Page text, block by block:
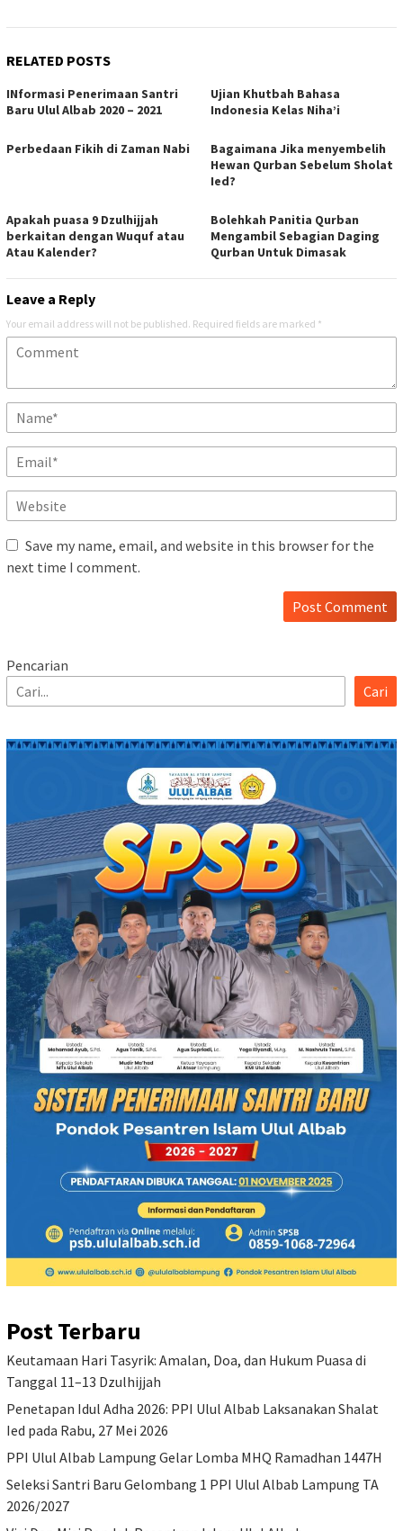
RELATED POSTS
INformasi Penerimaan Santri
Baru Ulul Albab 2020 – 2021
Ujian Khutbah Bahasa
Indonesia Kelas Niha’i
Perbedaan Fikih di Zaman Nabi
Bagaimana Jika menyembelih
Hewan Qurban Sebelum Sholat
Ied?
Apakah puasa 9 Dzulhijjah
berkaitan dengan Wuquf atau
Atau Kalender?
Bolehkah Panitia Qurban
Mengambil Sebagian Daging
Qurban Untuk Dimasak
Leave a Reply
Your email address will not be published. Required fields are marked *
Save my name, email, and website in this browser for the
next time I comment.
Pencarian
Cari
Post Terbaru
Keutamaan Hari Tasyrik: Amalan, Doa, dan Hukum Puasa di
Tanggal 11–13 Dzulhijjah
Penetapan Idul Adha 2026: PPI Ulul Albab Laksanakan Shalat
Ied pada Rabu, 27 Mei 2026
PPI Ulul Albab Lampung Gelar Lomba MHQ Ramadhan 1447H
Seleksi Santri Baru Gelombang 1 PPI Ulul Albab Lampung TA
2026/2027